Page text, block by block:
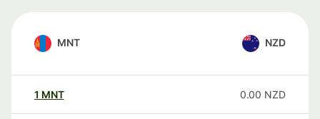
MNT NZD
1 MNT 0.00 NZD